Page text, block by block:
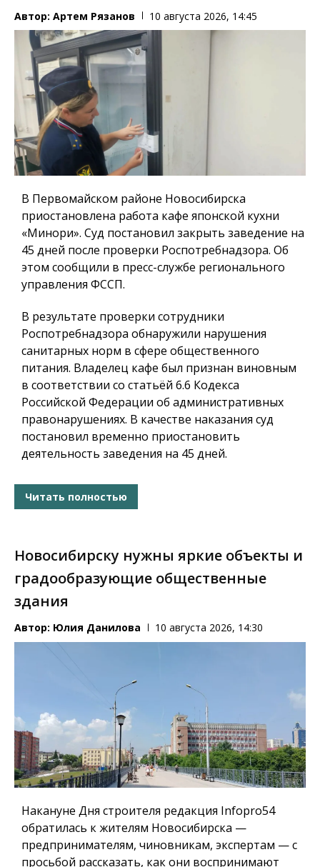
Автор: Артем Рязанов 10 августа 2026, 14:45
В Первомайском районе Новосибирска
приостановлена работа кафе японской кухни
«Минори». Суд постановил закрыть заведение на
45 дней после проверки Роспотребнадзора. Об
этом сообщили в пресс-службе регионального
управления ФССП.
В результате проверки сотрудники
Роспотребнадзора обнаружили нарушения
санитарных норм в сфере общественного
питания. Владелец кафе был признан виновным
в соответствии со статьёй 6.6 Кодекса
Российской Федерации об административных
правонарушениях. В качестве наказания суд
постановил временно приостановить
деятельность заведения на 45 дней.
Читать полностью
Новосибирску нужны яркие объекты и
градообразующие общественные
здания
Автор: Юлия Данилова 10 августа 2026, 14:30
Накануне Дня строителя редакция Infopro54
обратилась к жителям Новосибирска —
предпринимателям, чиновникам, экспертам — с
просьбой рассказать, как они воспринимают